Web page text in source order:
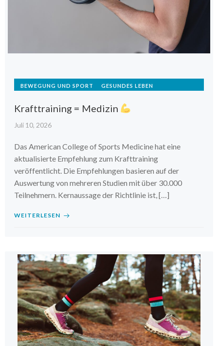
BEWEGUNG UND SPORT GESUNDES LEBEN
Krafttraining = Medizin
Juli 10, 2026
Das American College of Sports Medicine hat eine
aktualisierte Empfehlung zum Krafttraining
veröffentlicht. Die Empfehlungen basieren auf der
Auswertung von mehreren Studien mit über 30.000
Teilnehmern. Kernaussage der Richtlinie ist, […]
WEITERLESEN